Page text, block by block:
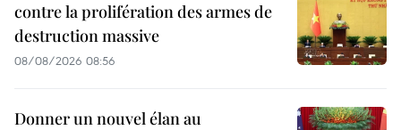
contre la prolifération des armes de
destruction massive
08/08/2026 08:56
Donner un nouvel élan au